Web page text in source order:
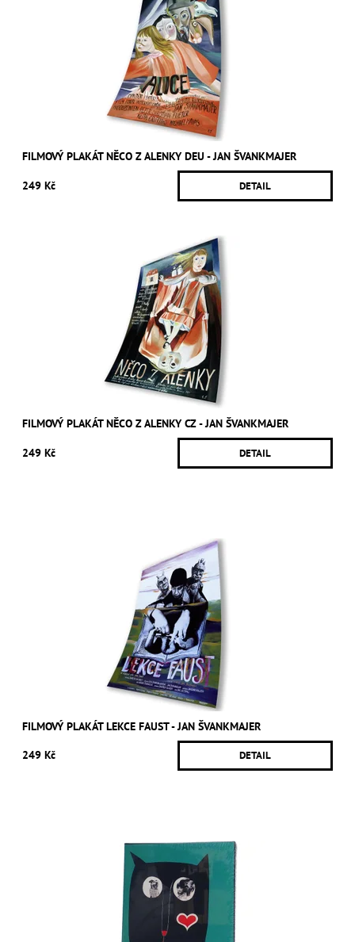
FILMOVÝ PLAKÁT NĚCO Z ALENKY DEU - JAN ŠVANKMAJER
249 Kč DETAIL
FILMOVÝ PLAKÁT NĚCO Z ALENKY CZ - JAN ŠVANKMAJER
249 Kč DETAIL
FILMOVÝ PLAKÁT LEKCE FAUST - JAN ŠVANKMAJER
249 Kč DETAIL